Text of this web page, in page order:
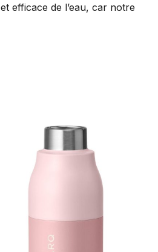
et efficace de l’eau, car notre